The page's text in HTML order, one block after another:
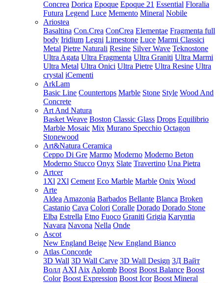
Concrea Dorica Epoque Epoque 21 Essential Floralia
Futura Legend Luce Memento Mineral Nobile
Ariostea
Basaltina Con.Crea ConCrea Elementae Fragmenta full
body Iridium Legni Limestone Luce Marmi Classici
Metal Pietre Naturali Resine Silver Wave Teknostone
Ultra Agata Ultra Fragmenta Ultra Graniti Ultra Marmi
Ultra Metal Ultra Onici Ultra Pietre Ultra Resine Ultra
crystal iCementi
ArkLam
Basic Line Countertops Marble Stone Style Wood And
Concrete
Art And Natura
Basket Weave Boston Classic Glass Drops Equilibrio
Marble Mosaic Mix Murano Specchio Octagon
Stonewood
Art&Natura Ceramica
Ceppo Di Gre Marmo Moderno Moderno Beton
Moderno Stucco Onyx Slate Travertino Una Pietra
Artcer
1Xl 2Xl Cement Eco Marble Marble Onix Wood
Arte
Aldea Amazonia Barbados Bellante Blanca Broken
Castanio Cava Colori Coralle Dorado Dorado Stone
Elba Estrella Etno Fuoco Graniti Grigia Karyntia
Navara Navona Nella Onde
Ascot
New England Beige New England Bianco
Atlas Concorde
3D Wall 3D Wall Carve 3D Wall Design 3Д Вайт
Волл AXI Aix Aplomb Boost Boost Balance Boost
Color Boost Expression Boost Icor Boost Mineral